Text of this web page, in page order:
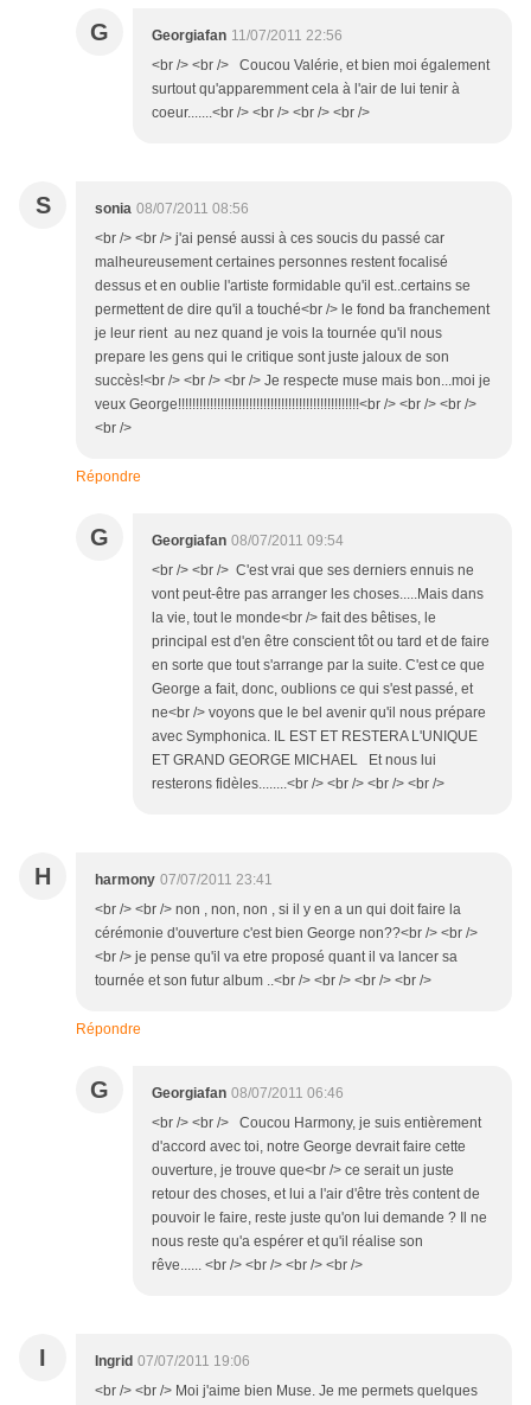
G Georgiafan 11/07/2011 22:56
<br /> <br /> Coucou Valérie, et bien moi également
surtout qu'apparemment cela à l'air de lui tenir à
coeur.......<br /> <br /> <br /> <br />
S sonia 08/07/2011 08:56
<br /> <br /> j'ai pensé aussi à ces soucis du passé car
malheureusement certaines personnes restent focalisé
dessus et en oublie l'artiste formidable qu'il est..certains se
permettent de dire qu'il a touché<br /> le fond ba franchement
je leur rient au nez quand je vois la tournée qu'il nous
prepare les gens qui le critique sont juste jaloux de son
succès!<br /> <br /> <br /> Je respecte muse mais bon...moi je
veux George!!!!!!!!!!!!!!!!!!!!!!!!!!!!!!!!!!!!!!!!!!!!!!!!!!!<br /> <br /> <br />
<br />
Répondre
G Georgiafan 08/07/2011 09:54
<br /> <br /> C'est vrai que ses derniers ennuis ne
vont peut-être pas arranger les choses.....Mais dans
la vie, tout le monde<br /> fait des bêtises, le
principal est d'en être conscient tôt ou tard et de faire
en sorte que tout s'arrange par la suite. C'est ce que
George a fait, donc, oublions ce qui s'est passé, et
ne<br /> voyons que le bel avenir qu'il nous prépare
avec Symphonica. IL EST ET RESTERA L'UNIQUE
ET GRAND GEORGE MICHAEL Et nous lui
resterons fidèles........<br /> <br /> <br /> <br />
H harmony 07/07/2011 23:41
<br /> <br /> non , non, non , si il y en a un qui doit faire la
cérémonie d'ouverture c'est bien George non??<br /> <br />
<br /> je pense qu'il va etre proposé quant il va lancer sa
tournée et son futur album ..<br /> <br /> <br /> <br />
Répondre
G Georgiafan 08/07/2011 06:46
<br /> <br /> Coucou Harmony, je suis entièrement
d'accord avec toi, notre George devrait faire cette
ouverture, je trouve que<br /> ce serait un juste
retour des choses, et lui a l'air d'être très content de
pouvoir le faire, reste juste qu'on lui demande ? Il ne
nous reste qu'a espérer et qu'il réalise son
rêve...... <br /> <br /> <br /> <br />
I Ingrid 07/07/2011 19:06
<br /> <br /> Moi j'aime bien Muse. Je me permets quelques